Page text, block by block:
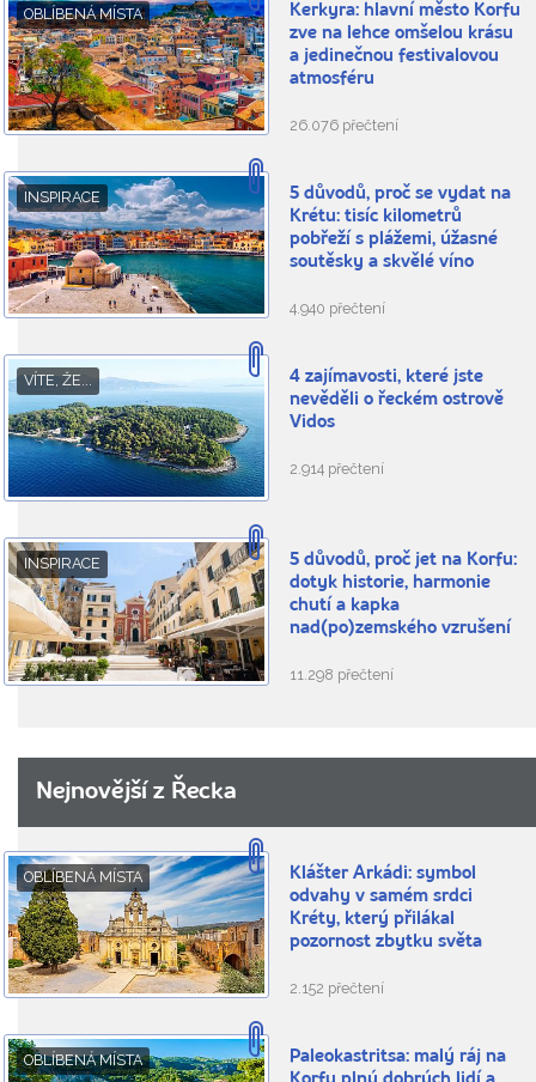
OBLÍBENÁ MÍSTA
Kerkyra: hlavní město Korfu
zve na lehce omšelou krásu
a jedinečnou festivalovou
atmosféru
26.076 přečtení
INSPIRACE
5 důvodů, proč se vydat na
Krétu: tisíc kilometrů
pobřeží s plážemi, úžasné
soutěsky a skvělé víno
4.940 přečtení
VÍTE, ŽE...
4 zajímavosti, které jste
nevěděli o řeckém ostrově
Vidos
2.914 přečtení
INSPIRACE
5 důvodů, proč jet na Korfu:
dotyk historie, harmonie
chutí a kapka
nad(po)zemského vzrušení
11.298 přečtení
Nejnovější z Řecka
OBLÍBENÁ MÍSTA
Klášter Arkádi: symbol
odvahy v samém srdci
Kréty, který přilákal
pozornost zbytku světa
2.152 přečtení
OBLÍBENÁ MÍSTA
Paleokastritsa: malý ráj na